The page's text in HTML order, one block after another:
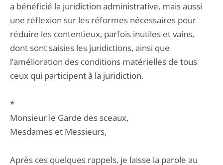
a bénéficié la juridiction administrative, mais aussi
une réflexion sur les réformes nécessaires pour
réduire les contentieux, parfois inutiles et vains,
dont sont saisies les juridictions, ainsi que
l’amélioration des conditions matérielles de tous
ceux qui participent à la juridiction.
*
Monsieur le Garde des sceaux,
Mesdames et Messieurs,
Après ces quelques rappels, je laisse la parole au